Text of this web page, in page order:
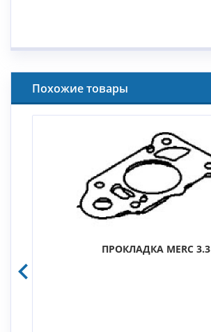
Похожие товары
ПРОКЛАДКА MERC 3.3